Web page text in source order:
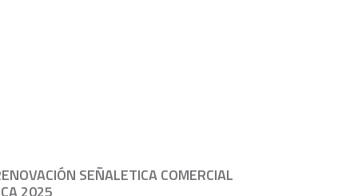
SEÑALETICA COMERCIAL
2025